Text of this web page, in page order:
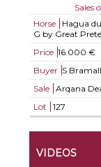
Sales
Horse
Hagua
G by Great
Price 16.000 €
Buyer S Bramall
Sale
Arqana
Lot
127
VIDEOS